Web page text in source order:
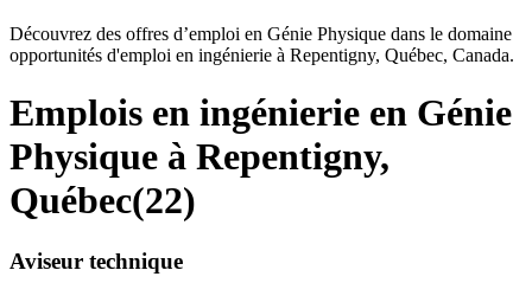
Découvrez des offres d’emploi en Génie Physique dans le domaine
opportunités d'emploi en ingénierie à Repentigny, Québec, Canada.
Emplois en ingénierie en Génie
Physique à Repentigny,
Québec(22)
Aviseur technique